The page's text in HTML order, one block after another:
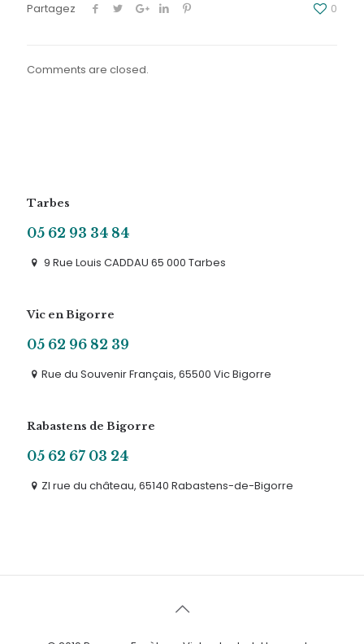
Partagez 0
Comments are closed.
Tarbes
05 62 93 34 84
9 Rue Louis CADDAU 65 000 Tarbes
Vic en Bigorre
05 62 96 82 39
Rue du Souvenir Français, 65500 Vic Bigorre
Rabastens de Bigorre
05 62 67 03 24
ZI rue du château, 65140 Rabastens-de-Bigorre